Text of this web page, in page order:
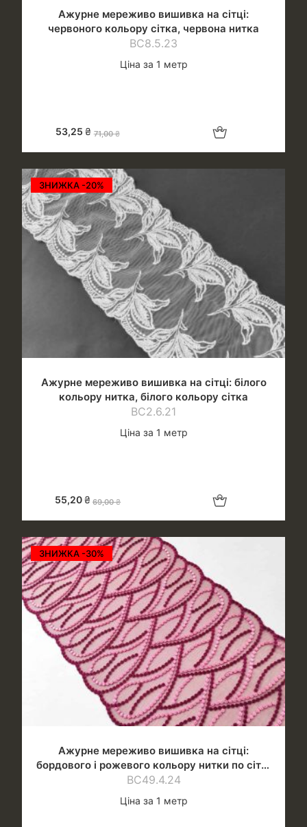
Ажурне мереживо вишивка на сітці:
червоного кольору сітка, червона нитка
ВС8.5.23
Ціна за 1 метр
71,00₴
53,25₴ Додати в кошик
ЗНИЖКА -20%
Ажурне мереживо вишивка на сітці: білого
кольору нитка, білого кольору сітка
ВС2.6.21
Ціна за 1 метр
69,00₴
55,20₴ Додати в кошик
ЗНИЖКА -30%
Ажурне мереживо вишивка на сітці:
бордового і рожевого кольору нитки по сітці
бордового відтінку
ВС49.4.24
Ціна за 1 метр